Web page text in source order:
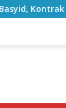
Rampung